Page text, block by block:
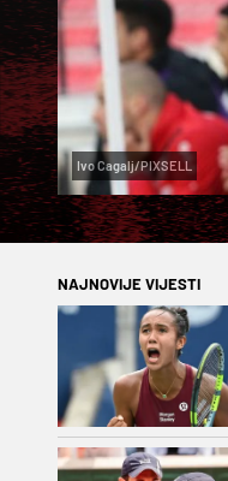
Ivo Cagalj/PIXSELL
NAJNOVIJE VIJESTI